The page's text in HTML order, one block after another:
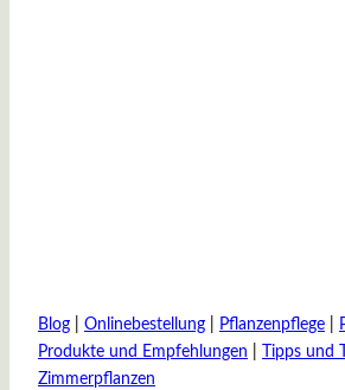
Blog Onlinebestellung Pflanzenpflege
Produkte und Empfehlungen
Tipps und
Zimmerpflanzen